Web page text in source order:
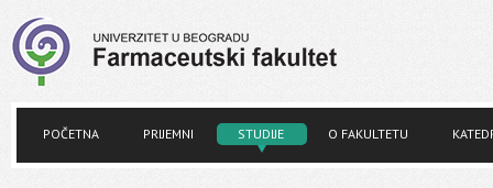
POČETNA PRIJEMNI STUDIJE O FAKULTETU